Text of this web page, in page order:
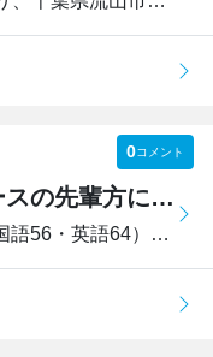
0コメント
！至急！市進の高校受験コースの先輩方に質問があります。
① 現在の総合偏差値61（算数59・国語56・英語64）という状況...